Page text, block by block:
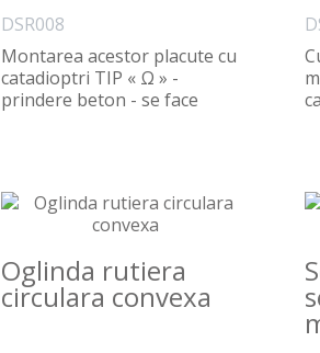
DSR008
Montarea acestor placute cu
catadioptri TIP « Ω » -
prindere beton - se face
Oglinda rutiera
circulara convexa